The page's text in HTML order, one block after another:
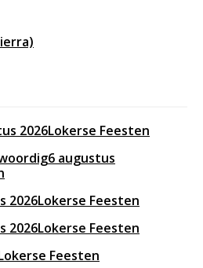
2026Lokerse Feesten
6 augustus
2026Lokerse Feesten
2026Lokerse Feesten
Feesten